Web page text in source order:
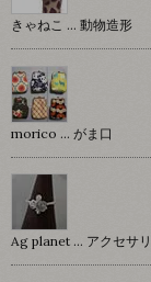
きゃねこ … 動物造形
morico … がま口
Ag planet … アクセサ